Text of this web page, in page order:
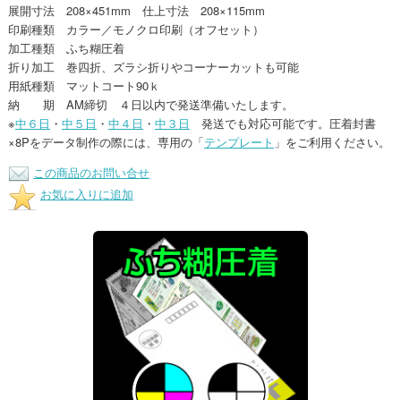
展開寸法 208×451mm 仕上寸法 208×115mm
印刷種類 カラー／モノクロ印刷（オフセット）
加工種類 ふち糊圧着
折り加工 巻四折、ズラシ折りやコーナーカットも可能
用紙種類 マットコート90ｋ
納 期 AM締切 ４日以内で発送準備いたします。
※中６日 ・ 中５日 ・ 中４日 ・ 中３日
発送でも対応可能です。圧着封書
×8Pをデータ制作の際には、専用の「テンプレート 」をご利用ください。
この商品のお問い合せ
お気に入りに追加